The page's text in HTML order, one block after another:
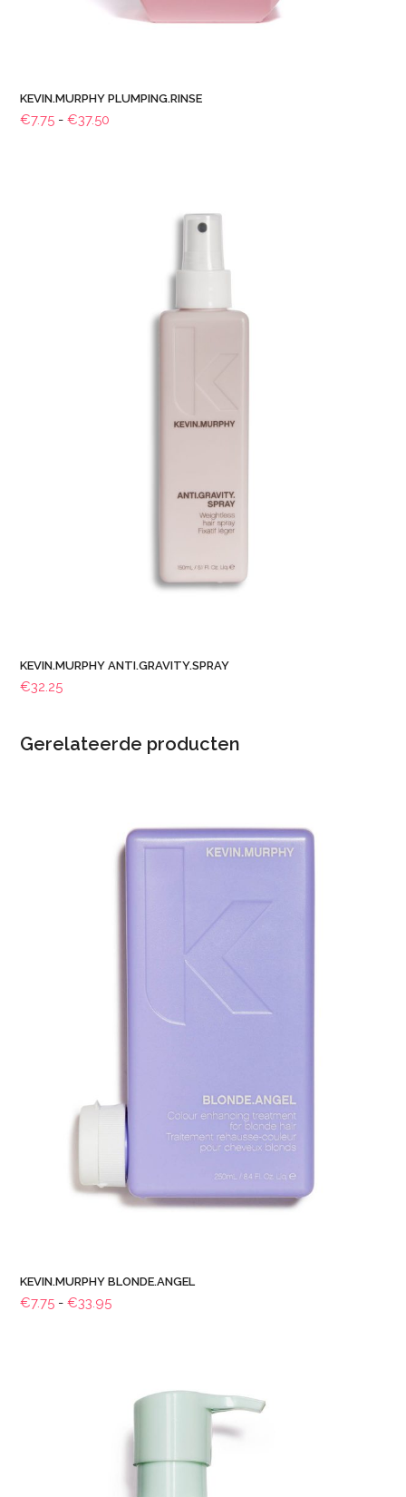
KEVIN.MURPHY PLUMPING.RINSE
€7.75 - €37.50
KEVIN.MURPHY ANTI.GRAVITY.SPRAY
€32.25
Gerelateerde producten
KEVIN.MURPHY BLONDE.ANGEL
€7.75 - €33.95Prijsklasse: